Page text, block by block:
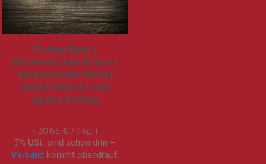
Pulled Beef |
Rindernacken frisch |
Simmentaler-Rind |
Deutschland | wet
aged | 3.000g
30,65 €/ 1 kg
7% USt. sind schon drin –
Versandkommt obendrauf.